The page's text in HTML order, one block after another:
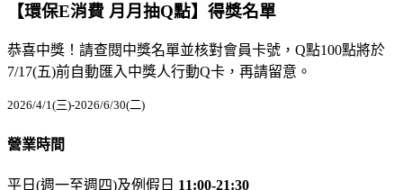
【環保E消費 月月抽Q點】得獎名單
恭喜中獎！請查閱中獎名單並核對會員卡號，Q點100點將於
7/17(五)前自動匯入中獎人行動Q卡，再請留意。
2026/4/1(三)-2026/6/30(二)
營業時間
平日(週一至週四)及例假日 11:00-21:30